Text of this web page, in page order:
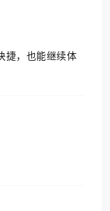
捷，也能继续体